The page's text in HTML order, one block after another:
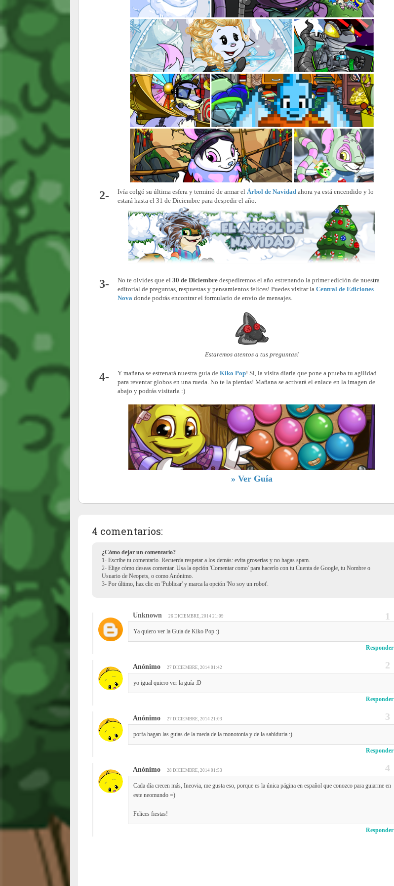
2- Ivía colgó su última esfera y terminó de armar el Árbol de Navidad ahora ya está encendido y lo
estará hasta el 31 de Diciembre para despedir el año.
3- No te olvides que el 30 de Diciembre despediremos el año estrenando la primer edición de nuestra
editorial de preguntas, respuestas y pensamientos felices! Puedes visitar la Central de Ediciones
Nova donde podrás encontrar el formulario de envío de mensajes.
Estaremos atentos a tus preguntas!
4- Y mañana se estrenará nuestra guía de Kiko Pop! Si, la visita diaria que pone a prueba tu agilidad
para reventar globos en una rueda. No te la pierdas! Mañana se activará el enlace en la imagen de
abajo y podrás visitarla :)
» Ver Guía
4 comentarios:
¿Cómo dejar un comentario?
1- Escribe tu comentario. Recuerda respetar a los demás: evita groserías y no hagas spam.
2- Elige cómo deseas comentar. Usa la opción 'Comentar como' para hacerlo con tu Cuenta de Google, tu Nombre o
Usuario de Neopets, o como Anónimo.
3- Por último, haz clic en 'Publicar' y marca la opción 'No soy un robot'.
Unknown 26 DICIEMBRE, 2014 21:09
Ya quiero ver la Guia de Kiko Pop :)
Responder
Anónimo 27 DICIEMBRE, 2014 01:42
yo igual quiero ver la guía :D
Responder
Anónimo 27 DICIEMBRE, 2014 21:03
porfa hagan las guías de la rueda de la monotonía y de la sabiduría :)
Responder
Anónimo 28 DICIEMBRE, 2014 01:53
Cada día crecen más, Ineovia, me gusta eso, porque es la única página en español que conozco para guiarme en
este neomundo =)
Felices fiestas!
Responder